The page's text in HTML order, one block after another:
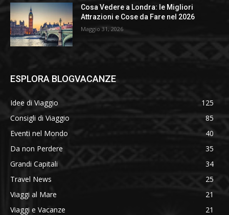
Cosa Vedere a Londra: le Migliori
Attrazioni e Cose da Fare nel 2026
Maggio 31, 2026
ESPLORA BLOGVACANZE
Idee di Viaggio
125
Consigli di Viaggio
85
Eventi nel Mondo
40
Da non Perdere
35
Grandi Capitali
34
Travel News
25
Viaggi al Mare
21
Viaggi e Vacanze
21